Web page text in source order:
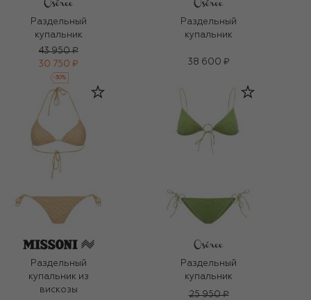
Раздельный
купальник
43 950 ₽
30 750 ₽
-30%
Раздельный
купальник
38 600 ₽
Раздельный
купальник из
вискозы
Раздельный
купальник
25 950 ₽